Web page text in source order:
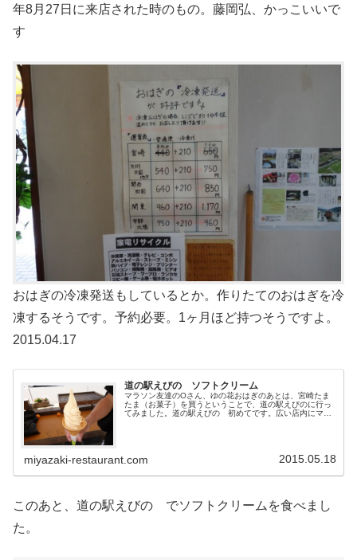
年8月27日に来店された時のもの。藤岡弘、かっこいいで
す
おはぎの冷凍発送もしているとか。作りたてのおはぎを冷
凍するそうです。予約必要。1ヶ月ほど持つそうですよ。
2015.04.17
道の駅えびの ソフトクリーム
マラソン友達のOさん、ゆの花おはぎのあとは、宮崎たま
たま（お菓子）を買うということで、道の駅えびのに行っ
てみました。道の駅えびの 初めてです。広い店内にマラ
miyazaki-restaurant.com 2015.05.18
このあと、道の駅えびの でソフトクリームを食べまし
た。